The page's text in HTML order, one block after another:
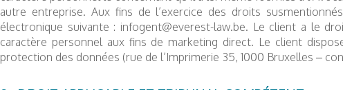
autre entreprise. Aux fins de l’exercice des droits
électronique suivante : infogent@everest-law.be. Le client a le
caractère personnel aux fins de marketing direct. Le client
protection des données (rue de l’Imprimerie 35, 1000 Bruxelles –